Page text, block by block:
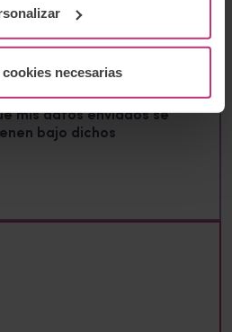
necesarias
de protección de
mis datos enviados se
bajo dichos